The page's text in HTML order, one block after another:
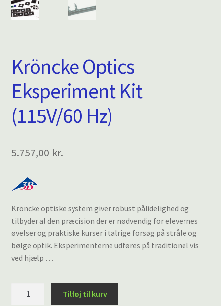
Kröncke Optics
Eksperiment Kit
(115V/60 Hz)
5.757,00 kr.
Kröncke optiske system giver robust pålidelighed og
tilbyder al den præcision der er nødvendig for elevernes
øvelser og praktiske kurser i talrige forsøg på stråle og
bølge optik. Eksperimenterne udføres på traditionel vis
ved hjælp …
Tilføj til kurv